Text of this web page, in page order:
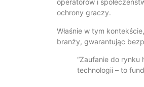
operatorów i
ochrony graczy.
Właśnie w tym
branży, gwarantując
“Zaufanie do rynku
technologii – to